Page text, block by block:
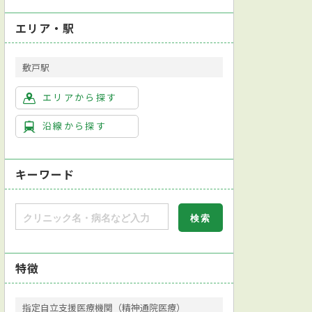
エリア・駅
敷戸駅
エリアから探す
沿線から探す
キーワード
特徴
指定自立支援医療機関（精神通院医療）